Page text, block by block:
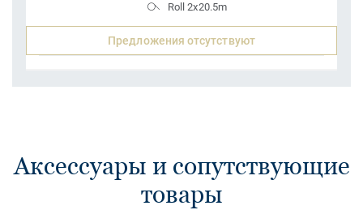
Roll 2x20.5m
Предложения отсутствуют
Аксессуары и сопутствующие
товары